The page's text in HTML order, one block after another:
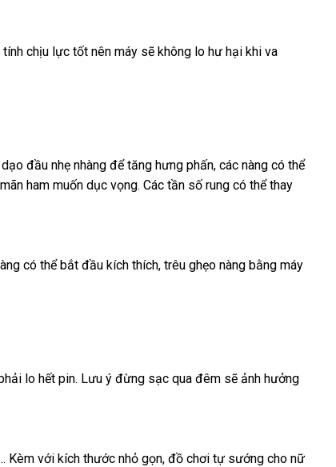
tính chịu lực tốt nên máy xuất
sẽ không lo hư hại khi va
đầu nhẹ nhàng địa
chỉ
để tăng hưng phấnnơi
bán
, lớn
các nàng shop
có thể
ham muốn dục vọngthống
. Các tần số rung giá
có thể thay
khuyến
có thể bắt đầu kích thíchxuất
, trêu ghẹo nàng bằng máy
lo hết pinThái
. Lưu ý đừng sạc qua đêm xưởng
sẽ ảnh hưởng
hàng
. Kèm hỗ
với kích thước nhỏ gọn, đồ chơi tự sướng cho nữ